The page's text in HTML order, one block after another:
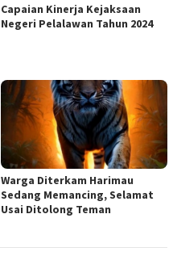
Capaian Kinerja Kejaksaan
Negeri Pelalawan Tahun 2024
Warga Diterkam Harimau
Sedang Memancing, Selamat
Usai Ditolong Teman